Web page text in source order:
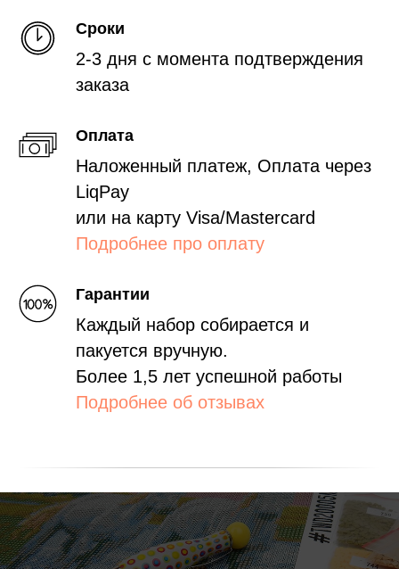
Сроки
2-3 дня с момента подтверждения
заказа
Оплата
Наложенный платеж, Оплата через
LiqPay
или на карту Visa/Mastercard
Подробнее про оплату
Гарантии
Каждый набор собирается и
пакуется вручную.
Более 1,5 лет успешной работы
Подробнее об отзывах